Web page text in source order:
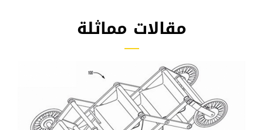
مقالات مماثلة